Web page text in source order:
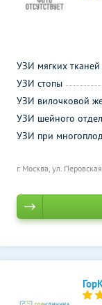
г. Москва, ул.
УЗИ мягких
УЗИ стопы
УЗИ вилочковой
УЗИ шейного
УЗИ при